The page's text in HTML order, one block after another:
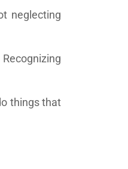
neglecting
things that